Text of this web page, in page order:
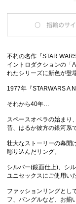
不朽の名作『STAR
イントロダクションの「
れたシリーズに新色が登場
1977年『STARWARS A
それから40年…
スペースオペラの始まり
昔、はるか彼方の銀河系
壮大なストーリーの幕開
彫り込んだリング。
シルバー(鏡面仕上)、シ
ユニセックスにご使用い
ファッションリングとし
フ、バングルなど、お揃